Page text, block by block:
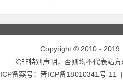
Copyright © 2010 - 2019
除非特别声明，否则均不代表站
ICP备案号： 晋ICP备18010341号-11